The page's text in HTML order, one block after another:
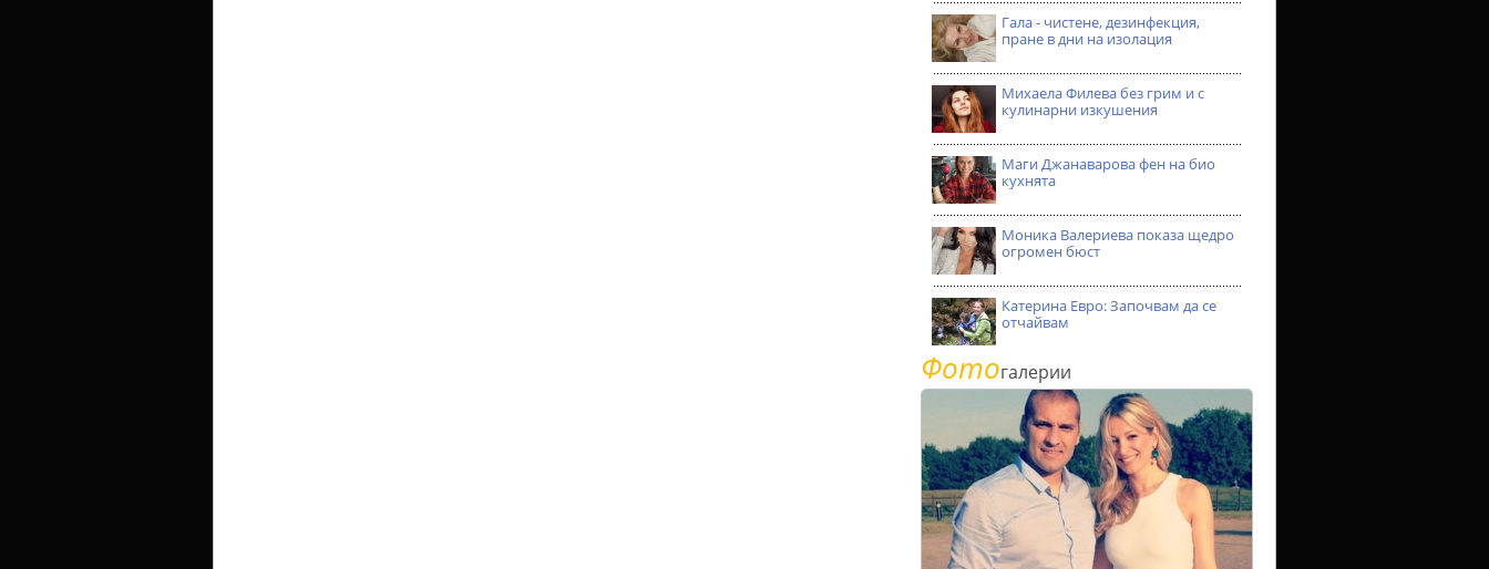
Гала - чистене, дезинфекция,
пране в дни на изолация
Михаела Филева без грим и с
кулинарни изкушения
Маги Джанаварова фен на био
кухнята
Моника Валериева показа щедро
огромен бюст
Катерина Евро: Започвам да се
отчайвам
Фотогалерии